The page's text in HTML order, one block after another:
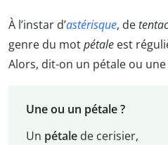
À l’instar d’astérisque, de
genre du motpétale est
Alors, dit-on un pétale ou une
Une ou un pétale ?
Un pétale de cerisier,